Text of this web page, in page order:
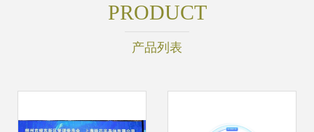
PRODUCT
产品列表